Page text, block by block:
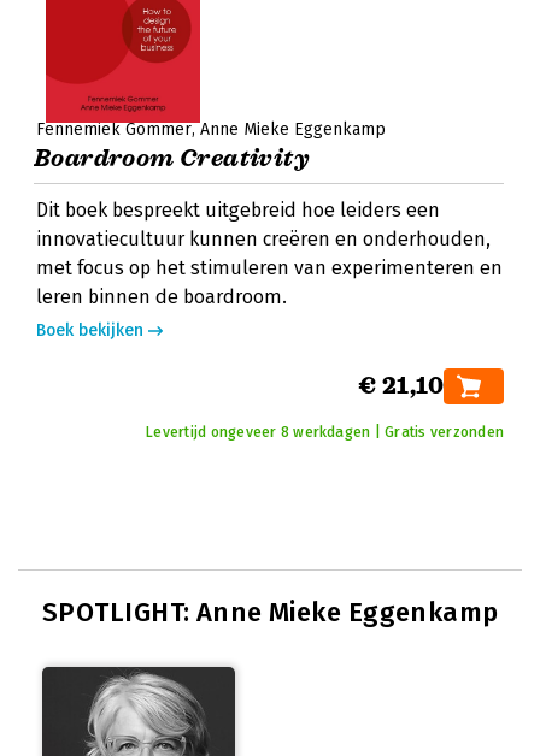
Fennemiek Gommer Anne Mieke Eggenkamp
Boardroom Creativity
Dit boek bespreekt uitgebreid hoe leiders een
innovatiecultuur kunnen creëren en onderhouden,
met focus op het stimuleren van experimenteren en
leren binnen de boardroom.
Boek bekijken
€ 21,10
Levertijd ongeveer 8 werkdagen | Gratis verzonden
SPOTLIGHT: Anne Mieke Eggenkamp